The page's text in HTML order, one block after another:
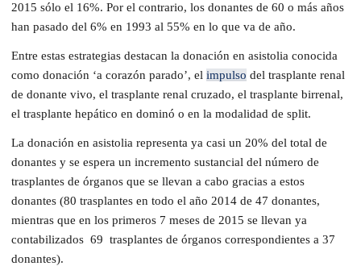
2015 sólo el 16%. Por el contrario, los donantes de 60 o más años
han pasado del 6% en 1993 al 55% en lo que va de año.
Entre estas estrategias destacan la donación en asistolia conocida
como donación ‘a corazón parado’, el impulso del trasplante renal
de donante vivo, el trasplante renal cruzado, el trasplante birrenal,
el trasplante hepático en dominó o en la modalidad de split.
La donación en asistolia representa ya casi un 20% del total de
donantes y se espera un incremento sustancial del número de
trasplantes de órganos que se llevan a cabo gracias a estos
donantes (80 trasplantes en todo el año 2014 de 47 donantes,
mientras que en los primeros 7 meses de 2015 se llevan ya
contabilizados 69 trasplantes de órganos correspondientes a 37
donantes).